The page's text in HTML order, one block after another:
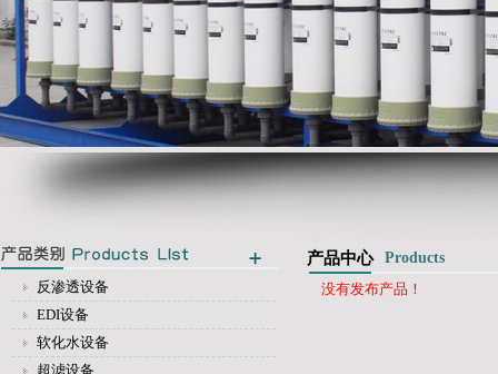
反渗透设备
EDI设备
软化水设备
超滤设备
产品中心
Products
没有发布产品！